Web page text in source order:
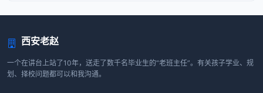
西安老赵
一个在讲台上站了10年，送走了数千名毕业生的“老班主任”。有关孩子学业、规
划、择校问题都可以和我沟通。